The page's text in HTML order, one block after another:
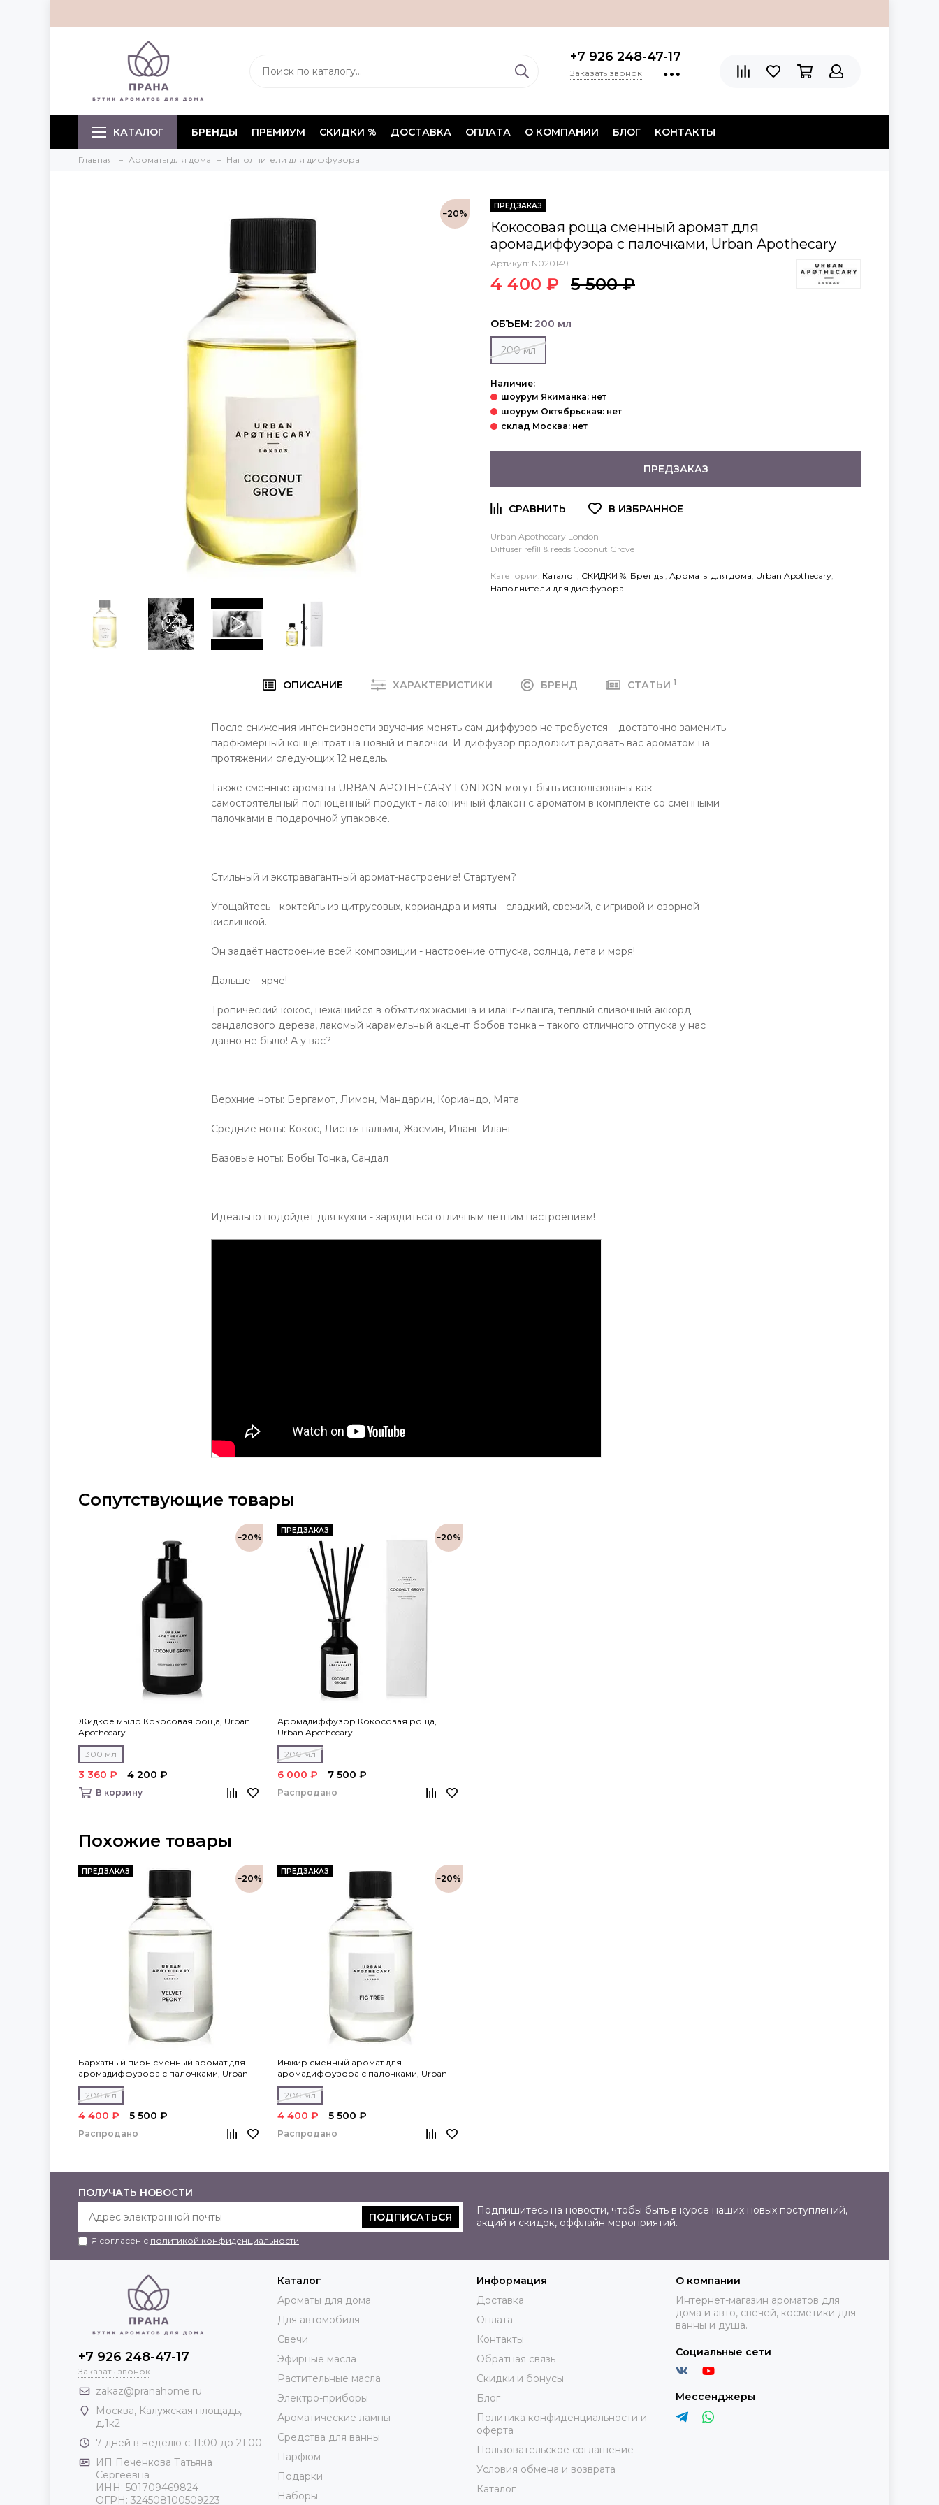
+7 926 248-47-17
Заказать звонок
КАТАЛОГ БРЕНДЫ ПРЕМИУМ СКИДКИ % ДОСТАВКА ОПЛАТА О КОМПАНИИ БЛОГ КОНТАКТЫ
Главная Ароматы для дома Наполнители для диффузора
−20%
ПРЕДЗАКАЗ
Кокосовая роща сменный аромат для
аромадиффузора с палочками, Urban Apothecary
Артикул: N020149
4 400 ₽ 5 500 ₽
ОБЪЕМ: 200 мл
200 мл
Наличие:
ПРЕДЗАКАЗ
Urban Apothecary London
Diffuser refill & reeds Coconut Grove
Категории: Каталог СКИДКИ % Бренды Ароматы для дома Urban Apothecary
Наполнители для диффузора
ОПИСАНИЕ ХАРАКТЕРИСТИКИ БРЕНД СТАТЬИ 1
После снижения интенсивности звучания менять сам диффузор не требуется – достаточно заменить
парфюмерный концентрат на новый и палочки. И диффузор продолжит радовать вас ароматом на
протяжении следующих 12 недель.
Также сменные ароматы URBAN APOTHECARY LONDON могут быть использованы как
самостоятельный полноценный продукт - лаконичный флакон с ароматом в комплекте со сменными
палочками в подарочной упаковке.
Стильный и экстравагантный аромат-настроение! Стартуем?
Угощайтесь - коктейль из цитрусовых, кориандра и мяты - сладкий, свежий, с игривой и озорной
кислинкой.
Он задаёт настроение всей композиции - настроение отпуска, солнца, лета и моря!
Дальше – ярче!
Тропический кокос, нежащийся в объятиях жасмина и иланг-иланга, тёплый сливочный аккорд
сандалового дерева, лакомый карамельный акцент бобов тонка – такого отличного отпуска у нас
давно не было! А у вас?
Верхние ноты: Бергамот, Лимон, Мандарин, Кориандр, Мята
Средние ноты: Кокос, Листья пальмы, Жасмин, Иланг-Иланг
Базовые ноты: Бобы Тонка, Сандал
Идеально подойдет для кухни - зарядиться отличным летним настроением!
Сопутствующие товары
−20%
Жидкое мыло Кокосовая роща, Urban
Apothecary
300 мл
3 360 ₽ 4 200 ₽
В корзину
ПРЕДЗАКАЗ
−20%
Аромадиффузор Кокосовая роща,
Urban Apothecary
200 мл
6 000 ₽ 7 500 ₽
Распродано
Похожие товары
ПРЕДЗАКАЗ
−20%
Бархатный пион сменный аромат для
аромадиффузора с палочками, Urban
Apothecary
200 мл
4 400 ₽ 5 500 ₽
Распродано
ПРЕДЗАКАЗ
−20%
Инжир сменный аромат для
аромадиффузора с палочками, Urban
Apothecary
200 мл
4 400 ₽ 5 500 ₽
Распродано
ПОЛУЧАТЬ НОВОСТИ
ПОДПИСАТЬСЯ
Я согласен с политикой конфиденциальности
Подпишитесь на новости, чтобы быть в курсе наших новых поступлений,
акций и скидок, оффлайн мероприятий.
+7 926 248-47-17
Заказать звонок
zakaz@pranahome.ru
Москва, Калужская площадь,
д.1к2
7 дней в неделю с 11:00 до 21:00
ИП Печенкова Татьяна
Сергеевна
ИНН: 501709469824
ОГРН: 324508100509223
Каталог
Ароматы для дома
Для автомобиля
Свечи
Эфирные масла
Растительные масла
Электро-приборы
Ароматические лампы
Средства для ванны
Парфюм
Подарки
Наборы
Информация
Доставка
Оплата
Контакты
Обратная связь
Скидки и бонусы
Блог
Политика конфиденциальности и
оферта
Пользовательское соглашение
Условия обмена и возврата
Каталог
О компании
Интернет-магазин ароматов для
дома и авто, свечей, косметики для
ванны и душа.
Социальные сети
Мессенджеры